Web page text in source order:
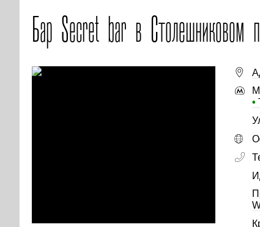
Бар Secret bar в Столешниковом
•